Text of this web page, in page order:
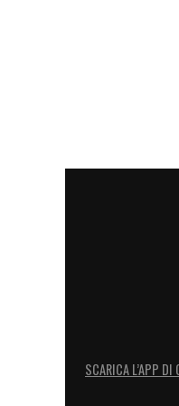
LA
SCARICA L’APP